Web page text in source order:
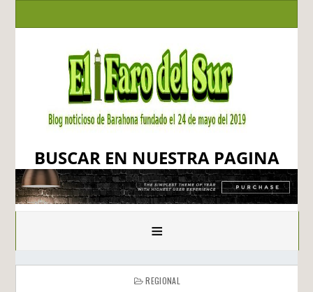
BUSCAR EN NUESTRA PAGINA
≡
REGIONAL